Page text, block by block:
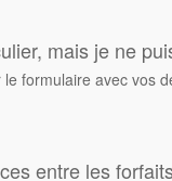
mais je ne
formulaire avec vos
entre les